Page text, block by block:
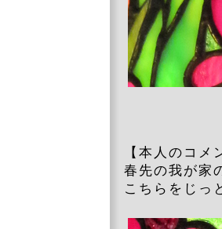
【本人のコメ
春先の我が家
こちらをじっ